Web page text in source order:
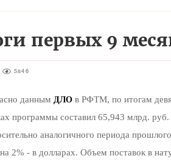
первых 9
5846
данным ДЛО в РФТМ, по итогам
программы составил 65,943 млрд.
аналогичного периода
2% - в долларах. Объем поставок в